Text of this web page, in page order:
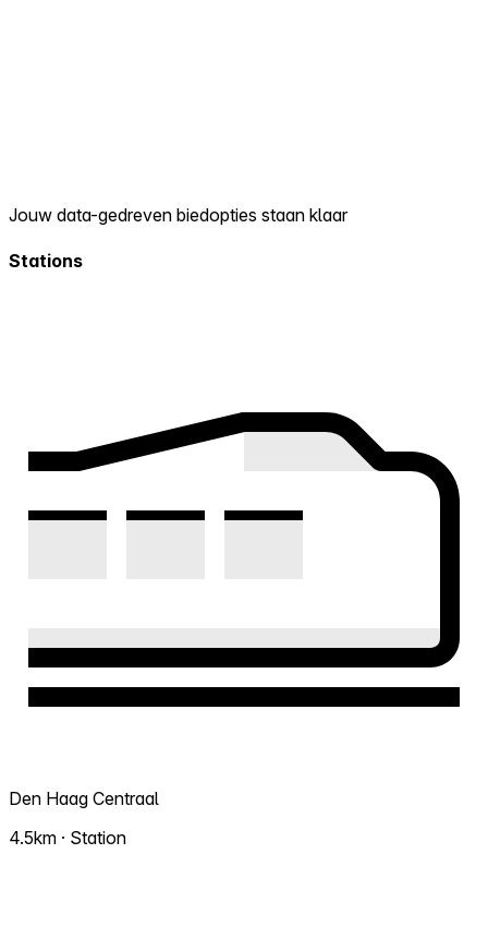
Jouw data-gedreven biedopties staan klaar
Stations
Den Haag Centraal
4.5km · Station